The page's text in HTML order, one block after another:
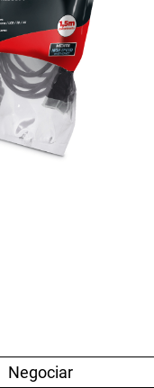
Negociar